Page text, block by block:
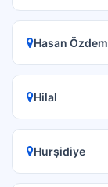
Hasan
Hilal
Hurşidiye